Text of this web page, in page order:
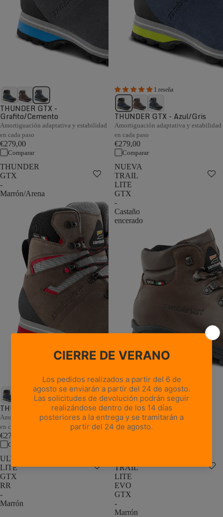
THUNDER GTX -
Grafito/Cemento
Amortiguación adaptativa y estabilidad
en cada paso
€279,00
Comparar
1 reseña
THUNDER GTX - Azul/Gris
Amortiguación adaptativa y estabilidad
en cada paso
€279,00
Comparar
THUNDER
GTX
-
Marrón/Arena
THUNDER GTX - Marrón/Arena
Amortiguación adaptativa y estabilidad
en cada paso
€279,00
Comparar
NUEVA
TRAIL
LITE
GTX
-
Castaño
encerado
18 reseñas
NUEVA TRAIL LITE GTX -
Castaño encerado
Cuero de grano completo resistente,
estilo atemporal
€235,00
ULTRA
LITE
GTX
RR
-
Marrón
TRAIL
LITE
EVO
GTX
-
Marrón